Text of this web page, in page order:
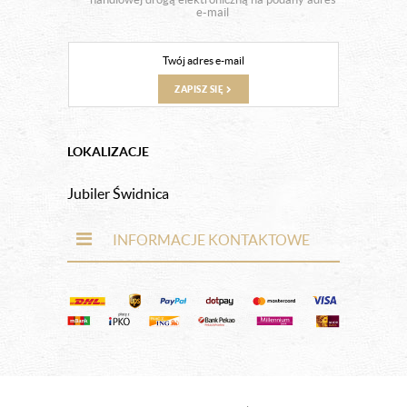
e-mail
ZAPISZ SIĘ
LOKALIZACJE
Jubiler Świdnica
INFORMACJE KONTAKTOWE